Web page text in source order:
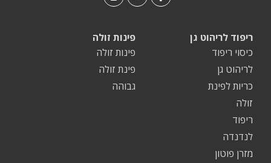
פינות זולה
פינות זולה
פינת זולה
גבוהה
ריפוד לריהוט גן
כיסוי ריפוד
לריהוט גן
כריות לפינת
זולה
ריפוד
לנדנדה
מזרן פוטון